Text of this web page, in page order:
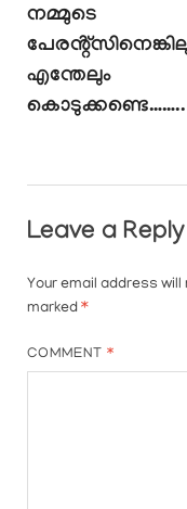
നമ്മുടെ
എന്തേലും
കൊടുക്കണ്ടെ……..
Leave a Reply
Your email address will
marked *
COMMENT*